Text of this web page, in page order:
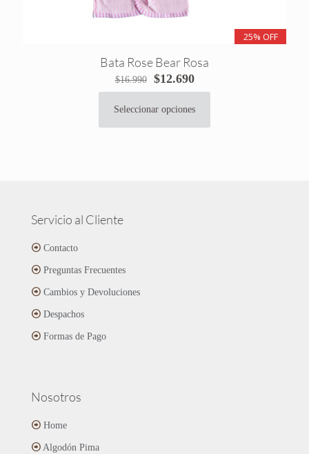
25% OFF
Bata Rose Bear Rosa
$16.990
El
precio
original
$12.690El
precio
actual
Seleccionar opciones
producto
se
la
página
Servicio al Cliente
Contacto
Preguntas Frecuentes
Cambios y Devoluciones
Despachos
Formas de Pago
Nosotros
Home
Algodón Pima